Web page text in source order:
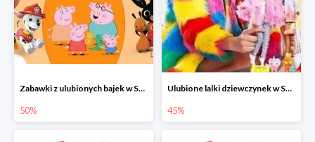
Zabawki z ulubionych bajek w Smyku do -50%
50%
Ulubione lalki dziewczynek w Smyku do -45%
45%